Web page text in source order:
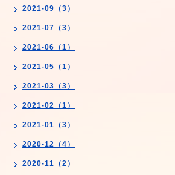
2021-09（3）
2021-07（3）
2021-06（1）
2021-05（1）
2021-03（3）
2021-02（1）
2021-01（3）
2020-12（4）
2020-11（2）